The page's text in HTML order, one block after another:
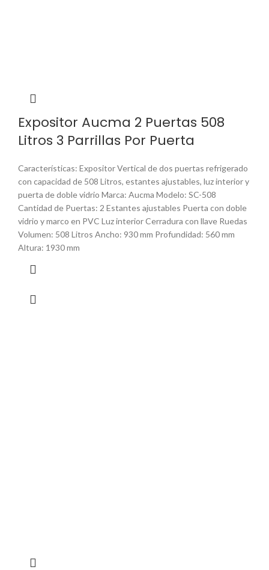
Expositor Aucma 2 Puertas 508
Litros 3 Parrillas Por Puerta
Características: Expositor Vertical de dos puertas refrigerado
con capacidad de 508 Litros, estantes ajustables, luz interior y
puerta de doble vidrio Marca: Aucma Modelo: SC-508
Cantidad de Puertas: 2 Estantes ajustables Puerta con doble
vidrio y marco en PVC Luz interior Cerradura con llave Ruedas
Volumen: 508 Litros Ancho: 930 mm Profundidad: 560 mm
Altura: 1930 mm